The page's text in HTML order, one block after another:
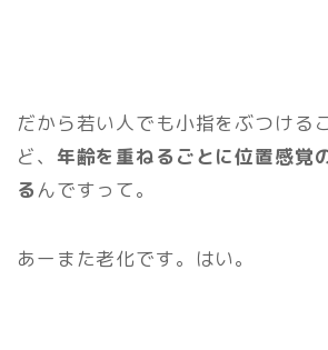
だから若い人でも小指をぶつける
ど、 年齢を重ねるごとに位置感覚
るんですって。
あーまた老化です。はい。